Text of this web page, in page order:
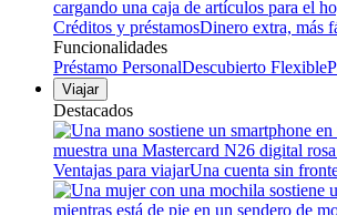
Créditos y préstamosDinero extra, más
Funcionalidades
Préstamo PersonalDescubierto Flexible
Viajar
Destacados
Ventajas para viajarUna cuenta sin